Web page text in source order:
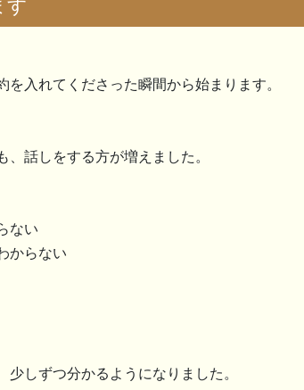
す
入れてくださった瞬間から始まります。
話しをする方が増えました。
ない
からない
しずつ分かるようになりました。